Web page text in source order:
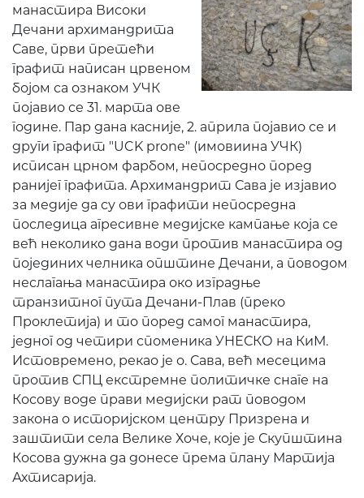
манастира Високи
Дечани архимандрита
Саве, први претећи
графит написан црвеном
бојом са ознаком УЧК
појавио се 31. марта ове
године. Пар дана касније, 2. априла појавио се и
други графит "UCK prone" (имовиина УЧК)
исписан црном фарбом, непосредно поред
ранијег графита. Архимандрит Сава је изјавио
за медије да су ови графити непосредна
последица агресивне медијске кампање која се
већ неколико дана води против манастира од
појединих челника општине Дечани, а поводом
неслагања манастира око изградње
транзитног пута Дечани-Плав (преко
Проклетија) и то поред самог манастира,
једног од четири споменика УНЕСКО на КиМ.
Истовремено, рекао је о. Сава, већ месецима
против СПЦ екстремне политичке снаге на
Косову воде прави медијски рат поводом
закона о историјском центру Призрена и
заштити села Велике Хоче, које је Скупштина
Косова дужна да донесе према плану Мартија
Ахтисарија.